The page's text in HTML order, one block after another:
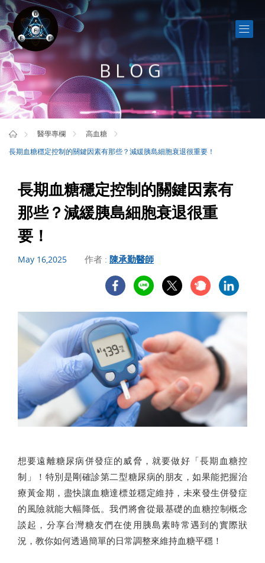
BLOG
醫學專欄
高血糖
長期血糖穩定控制的關鍵因素有那些？減緩胰島細胞衰退很重要！
長期血糖穩定控制的關鍵因素有
那些？減緩胰島細胞衰退很重
要！
May 16,2025 作者 : 陳承勤醫師
想要遠離糖尿病併發症的威脅，就要做好「長期血糖控
制」！特別是剛確診第二型糖尿病的朋友，如果能把握治
療黃金期，盡快讓血糖達標並穩定維持，未來發生併發症
的風險就能大幅降低。我們將會從最基礎的血糖控制概念
談起，分享台灣糖友們在使用胰島素時常遇到的實際狀
況，教你如何透過簡單的日常調整來維持血糖平穩！